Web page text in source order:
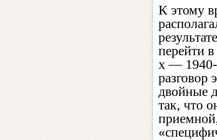
К этому
перейти
х — 1940-
разговор
двойные
так, что